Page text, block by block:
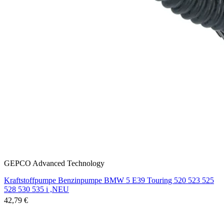
GEPCO Advanced Technology
Kraftstoffpumpe Benzinpumpe BMW 5 E39 Touring 520 523 525
528 530 535 i ,NEU
42,79 €